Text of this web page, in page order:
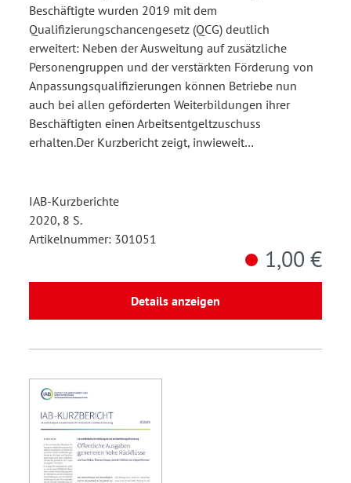
Beschäftigte wurden 2019 mit dem
Qualifizierungschancengesetz (QCG) deutlich
erweitert: Neben der Ausweitung auf zusätzliche
Personengruppen und der verstärkten Förderung von
Anpassungsqualifizierungen können Betriebe nun
auch bei allen geförderten Weiterbildungen ihrer
Beschäftigten einen Arbeitsentgeltzuschuss
erhalten.Der Kurzbericht zeigt, inwieweit…
IAB-Kurzberichte
2020, 8 S.
Artikelnummer: 301051
1,00 €
Details anzeigen